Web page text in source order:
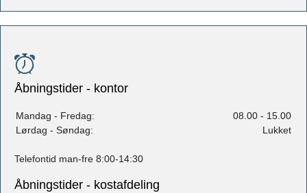
Åbningstider - kontor
Mandag - Fredag:
08.00 - 15.00
Lørdag - Søndag:
Lukket
Telefontid man-fre 8:00-14:30
Åbningstider - kostafdeling